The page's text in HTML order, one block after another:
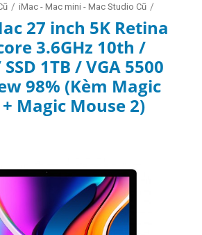
/ iMac - Mac mini - Mac Studio Cũ /
27 inch 5K Retina
3.6GHz 10th /
1TB / VGA 5500
98% (Kèm Magic
Magic Mouse 2)